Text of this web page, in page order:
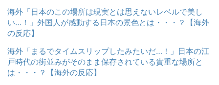
海外「日本のこの場所は現実とは思えないレベルで美し
い…！」外国人が感動する日本の景色とは・・・？【海外
の反応】
海外「まるでタイムスリップしたみたいだ…！」日本の江
戸時代の街並みがそのまま保存されている貴重な場所と
は・・・？【海外の反応】